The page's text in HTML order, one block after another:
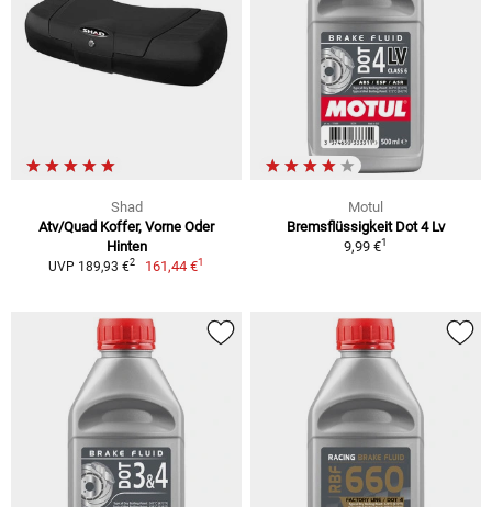
Shad
Atv/Quad Koffer, Vorne Oder
Hinten
UVP 189,93 €2 161,44 €1
Motul
Bremsflüssigkeit Dot 4 Lv
9,99 €1